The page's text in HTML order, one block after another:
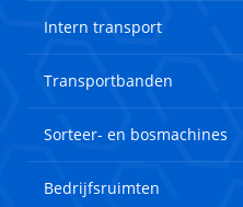
Intern transport
Transportbanden
Sorteer- en bosmachines
Bedrijfsruimten